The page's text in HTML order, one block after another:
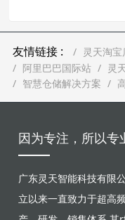
友情链接 : 灵天淘宝
阿里巴巴国际站
灵
智慧仓储解决方案
因为专注，所以专
广东灵天智能科技有限
立以来一直致力于超高